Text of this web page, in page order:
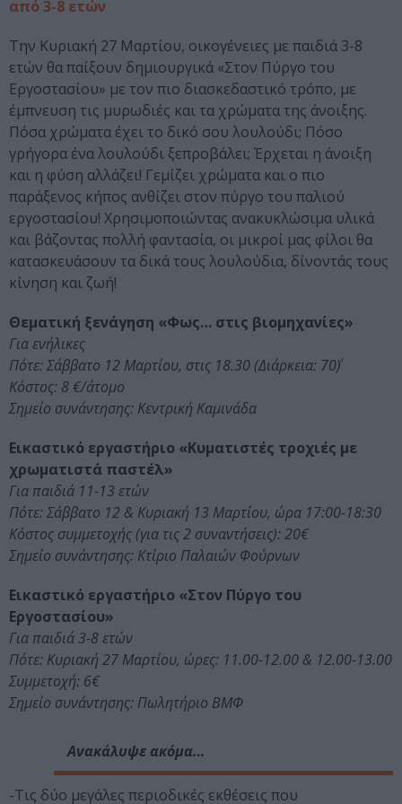
από 3-8 ετών
Την Κυριακή 27 Μαρτίου, οικογένειες με παιδιά 3-8
ετών θα παίξουν δημιουργικά «Στον Πύργο του
Εργοστασίου» με τον πιο διασκεδαστικό τρόπο, με
έμπνευση τις μυρωδιές και τα χρώματα της άνοιξης.
Πόσα χρώματα έχει το δικό σου λουλούδι; Πόσο
γρήγορα ένα λουλούδι ξεπροβάλει; Έρχεται η άνοιξη
και η φύση αλλάζει! Γεμίζει χρώματα και ο πιο
παράξενος κήπος ανθίζει στον πύργο του παλιού
εργοστασίου! Χρησιμοποιώντας ανακυκλώσιμα υλικά
και βάζοντας πολλή φαντασία, οι μικροί μας φίλοι θα
κατασκευάσουν τα δικά τους λουλούδια, δίνοντάς τους
κίνηση και ζωή!
Θεματική ξενάγηση «Φως… στις βιομηχανίες»
Για ενήλικες
Πότε: Σάββατο 12 Μαρτίου, στις 18.30 (Διάρκεια: 70΄)
Κόστος: 8 €/άτομο
Σημείο συνάντησης: Κεντρική Καμινάδα
Εικαστικό εργαστήριο «Κυματιστές τροχιές με
χρωματιστά παστέλ»
Για παιδιά 11-13 ετών
Πότε: Σάββατο 12 & Κυριακή 13 Μαρτίου, ώρα 17:00-18:30
Κόστος συμμετοχής (για τις 2 συναντήσεις): 20€
Σημείο συνάντησης: Κτίριο Παλαιών Φούρνων
Εικαστικό εργαστήριο «Στον Πύργο του
Εργοστασίου»
Για παιδιά 3-8 ετών
Πότε: Κυριακή 27 Μαρτίου, ώρες: 11.00-12.00 & 12.00-13.00
Συμμετοχή: 6€
Σημείο συνάντησης: Πωλητήριο ΒΜΦ
Ανακάλυψε ακόμα…
-Τις δύο μεγάλες περιοδικές εκθέσεις που